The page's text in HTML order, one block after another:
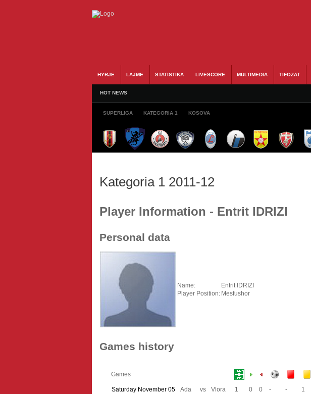
HYRJE LAJME STATISTIKA LIVESCORE MULTIMEDIA TIFOZAT
HOT NEWS
SUPERLIGA KATEGORIA 1 KOSOVA
Kategoria 1 2011-12
Player Information - Entrit IDRIZI
Personal data
Name:
Entrit IDRIZI
Player Position: Mesfushor
Games history
Games
Saturday November 05 Ada vs Vlora 1 0 0 - - 1